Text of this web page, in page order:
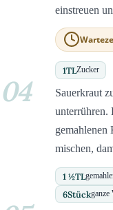
einstreuen
1TLZucker
04
Sauerkraut
unterrühren.
mischen,
1 ½TL
6Stückganze